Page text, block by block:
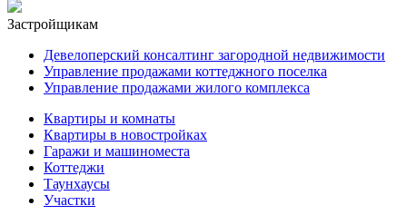
Застройщикам
Девелоперский консалтинг загородной недвижимости
Управление продажами коттеджного поселка
Управление продажами жилого комплекса
Квартиры и комнаты
Квартиры в новостройках
Гаражи и машиноместа
Коттеджи
Таунхаусы
Участки